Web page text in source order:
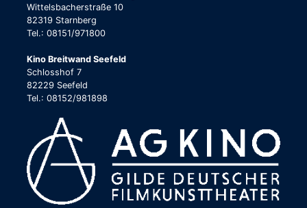
Wittelsbacherstraße 10
82319 Starnberg
Tel.: 08151/971800
Kino Breitwand Seefeld
Schlosshof 7
82229 Seefeld
Tel.: 08152/981898